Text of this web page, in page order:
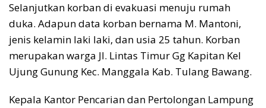
Selanjutkan korban di evakuasi menuju rumah
duka. Adapun data korban bernama M. Mantoni,
jenis kelamin laki laki, dan usia 25 tahun. Korban
merupakan warga Jl. Lintas Timur Gg Kapitan Kel
Ujung Gunung Kec. Manggala Kab. Tulang Bawang.
Kepala Kantor Pencarian dan Pertolongan Lampung